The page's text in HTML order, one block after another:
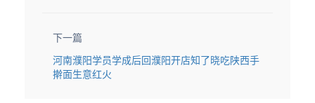
下一篇
河南濮阳学员学成后回濮阳开店知了晓吃陕西手
擀面生意红火